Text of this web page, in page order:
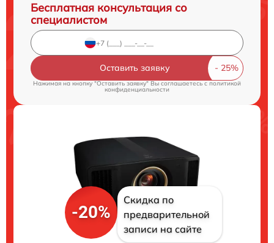
Бесплатная консультация со
специалистом
Оставить заявку
Нажимая на кнопку "Оставить заявку" Вы соглашаетесь cполитикой
конфиденциальности
-20%
Скидка по
предварительной
записи на сайте